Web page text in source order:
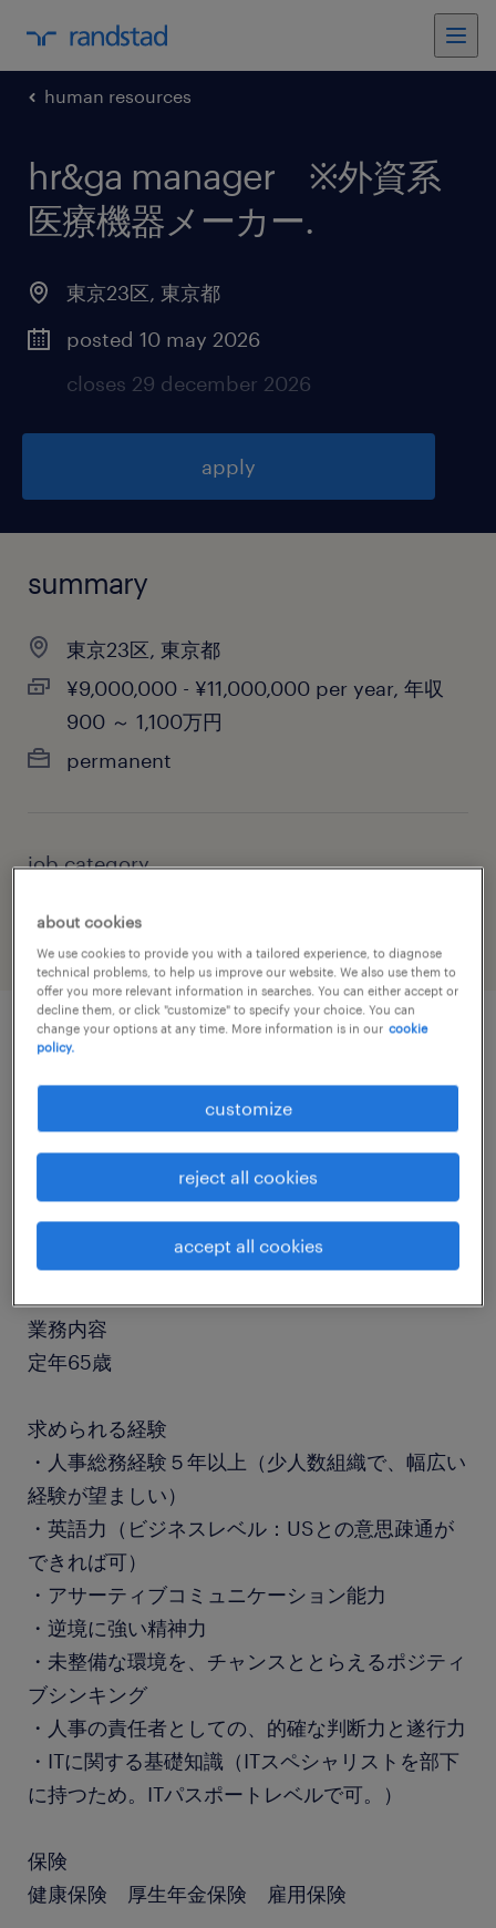
human resources
hr&ga manager ※外資系
医療機器メーカー.
東京23区, 東京都
posted 10 may 2026
closes 29 december 2026
apply
summary
東京23区, 東京都
¥9,000,000 - ¥11,000,000 per year, 年収
900 ～ 1,100万円
permanent
job category
job details
社名
社名非公開
職種
人事、労務
業務内容
定年65歳
求められる経験
・人事総務経験５年以上（少人数組織で、幅広い
経験が望ましい）
・英語力（ビジネスレベル：USとの意思疎通が
できれば可）
・アサーティブコミュニケーション能力
・逆境に強い精神力
・未整備な環境を、チャンスととらえるポジティ
ブシンキング
・人事の責任者としての、的確な判断力と遂行力
・ITに関する基礎知識（ITスペシャリストを部下
に持つため。ITパスポートレベルで可。）
保険
健康保険 厚生年金保険 雇用保険
about cookies
We use cookies to provide you with a tailored experience, to diagnose
technical problems, to help us improve our website. We also use them to
offer you more relevant information in searches. You can either accept or
decline them, or click "customize" to specify your choice. You can
change your options at any time. More information is in our cookie
policy.
customize
reject all cookies
accept all cookies